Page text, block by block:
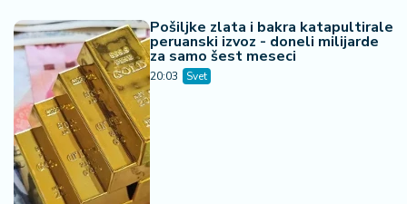
Pošiljke zlata i bakra katapultirale
peruanski izvoz - doneli milijarde
za samo šest meseci
20:03 Svet